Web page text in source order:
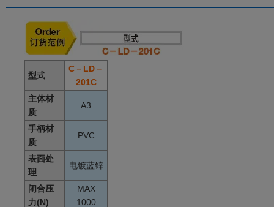
型式
C－LD－
201C
主体材
质
A3
手柄材
质
PVC
表面处
理
电镀蓝锌
闭合压
力(N)
MAX
1000